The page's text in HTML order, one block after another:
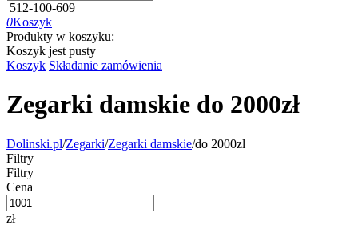
512-100-609
0Koszyk
Produkty w koszyku:
Koszyk jest pusty
Koszyk Składanie zamówienia
Zegarki damskie do 2000zł
Dolinski.pl/Zegarki/Zegarki damskie/do 2000zl
Filtry
Filtry
Cena
zł